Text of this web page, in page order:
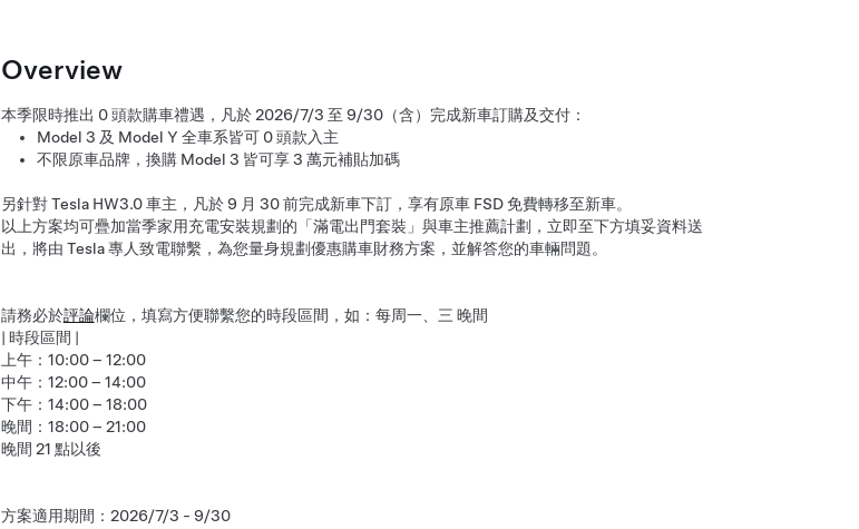
Overview
本季限時推出 0 頭款購車禮遇，凡於 2026/7/3 至 9/30（含）完成新車訂購及交付：
Model 3 及 Model Y 全車系皆可 0 頭款入主
不限原車品牌，換購 Model 3 皆可享 3 萬元補貼加碼
另針對 Tesla HW3.0 車主，凡於 9 月 30 前完成新車下訂，享有原車 FSD 免費轉移至新車。
以上方案均可疊加當季家用充電安裝規劃的「滿電出門套裝」與車主推薦計劃，立即至下方填妥資料送
出，將由 Tesla 專人致電聯繫，為您量身規劃優惠購車財務方案，並解答您的車輛問題。
請務必於評論欄位，填寫方便聯繫您的時段區間，如：每周一、三 晚間
| 時段區間 |
上午：10:00 – 12:00
中午：12:00 – 14:00
下午：14:00 – 18:00
晚間：18:00 – 21:00
晚間 21 點以後
方案適用期間：2026/7/3 - 9/30